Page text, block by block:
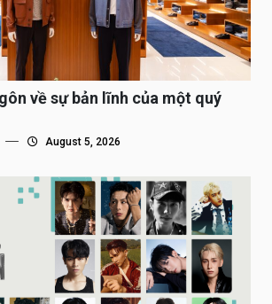
về sự bản lĩnh của một quý
August 5, 2026